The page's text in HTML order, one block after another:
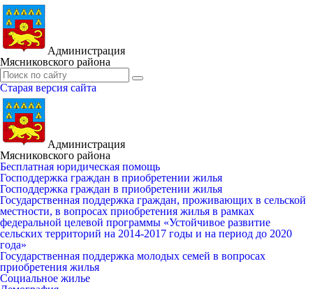
Администрация
Мясниковского района
Старая версия сайта
Администрация
Мясниковского района
Бесплатная юридическая помощь
Господдержка граждан в приобретении жилья
Господдержка граждан в приобретении жилья
Государственная поддержка граждан, проживающих в сельской
местности, в вопросах приобретения жилья в рамках
федеральной целевой программы «Устойчивое развитие
сельских территорий на 2014-2017 годы и на период до 2020
года»
Государственная поддержка молодых семей в вопросах
приобретения жилья
Социальное жилье